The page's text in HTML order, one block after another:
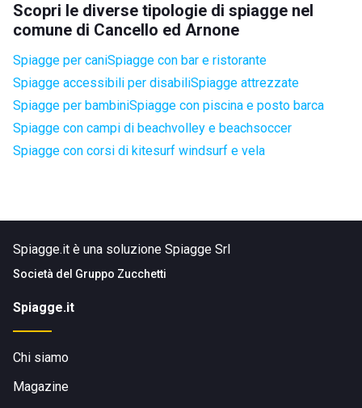
Scopri le diverse tipologie di spiagge nel
comune di Cancello ed Arnone
Spiagge per caniSpiagge con bar e ristorante
Spiagge accessibili per disabiliSpiagge attrezzate
Spiagge per bambiniSpiagge con piscina e posto barca
Spiagge con campi di beachvolley e beachsoccer
Spiagge con corsi di kitesurf windsurf e vela
Spiagge.it è una soluzione Spiagge Srl
Società del Gruppo Zucchetti
Spiagge.it
Chi siamo
Magazine